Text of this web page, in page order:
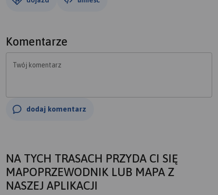
Komentarze
Twój komentarz
dodaj komentarz
NA TYCH TRASACH PRZYDA CI SIĘ
MAPOPRZEWODNIK LUB MAPA Z
NASZEJ APLIKACJI